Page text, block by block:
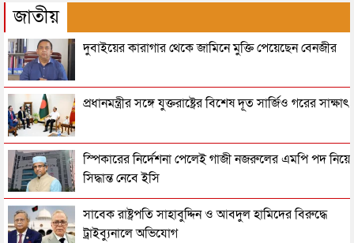
জাতীয়
দুবাইয়ের কারাগার থেকে জামিনে মুক্তি পেয়েছেন বেনজীর
প্রধানমন্ত্রীর সঙ্গে যুক্তরাষ্ট্রের বিশেষ দূত সার্জিও গরের সাক্ষাৎ
স্পিকারের নির্দেশনা পেলেই গাজী নজরুলের এমপি পদ নিয়ে
সিদ্ধান্ত নেবে ইসি
সাবেক রাষ্ট্রপতি সাহাবুদ্দিন ও আবদুল হামিদের বিরুদ্ধে
ট্রাইব্যুনালে অভিযোগ